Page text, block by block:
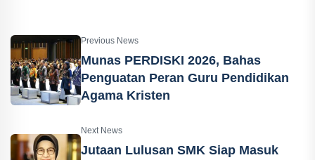
Previous News
Munas PERDISKI 2026, Bahas
Penguatan Peran Guru Pendidikan
Agama Kristen
Next News
Jutaan Lulusan SMK Siap Masuk